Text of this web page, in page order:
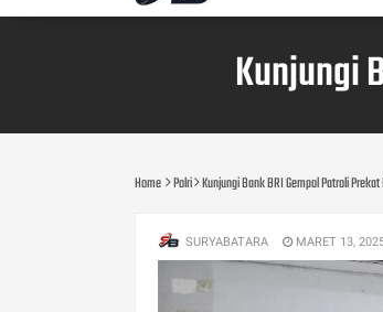
Kunjungi
Home Polri Kunjungi Bank BRI Gempol Patroli
SURYABATARA MARET 13,